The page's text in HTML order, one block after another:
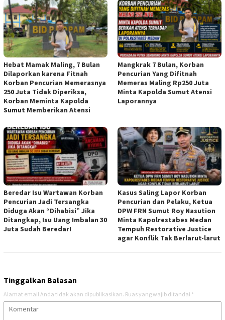
Hebat Mamak Maling, 7 Bulan
Dilaporkan karena Fitnah
Korban Pencurian Memerasnya
250 Juta Tidak Diperiksa,
Korban Meminta Kapolda
Sumut Memberikan Atensi
Mangkrak 7 Bulan, Korban
Pencurian Yang Difitnah
Memeras Maling Rp250 Juta
Minta Kapolda Sumut Atensi
Laporannya
Beredar Isu Wartawan Korban
Pencurian Jadi Tersangka
Diduga Akan “Dihabisi” Jika
Ditangkap, Isu Uang Imbalan 30
Juta Sudah Beredar!
Kasus Saling Lapor Korban
Pencurian dan Pelaku, Ketua
DPW FRN Sumut Roy Nasution
Minta Kapolrestabes Medan
Tempuh Restorative Justice
agar Konflik Tak Berlarut-larut
Tinggalkan Balasan
Alamat email Anda tidak akan dipublikasikan. Ruas yang wajib ditandai *